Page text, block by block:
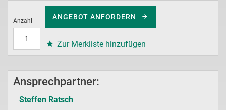
Anzahl
ANGEBOT ANFORDERN
Zur Merkliste hinzufügen
Ansprechpartner:
Steffen Ratsch